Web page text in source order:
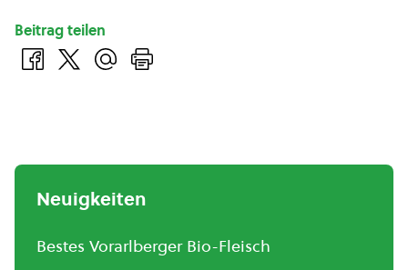
Beitrag teilen
Neuigkeiten
Bestes Vorarlberger Bio-Fleisch